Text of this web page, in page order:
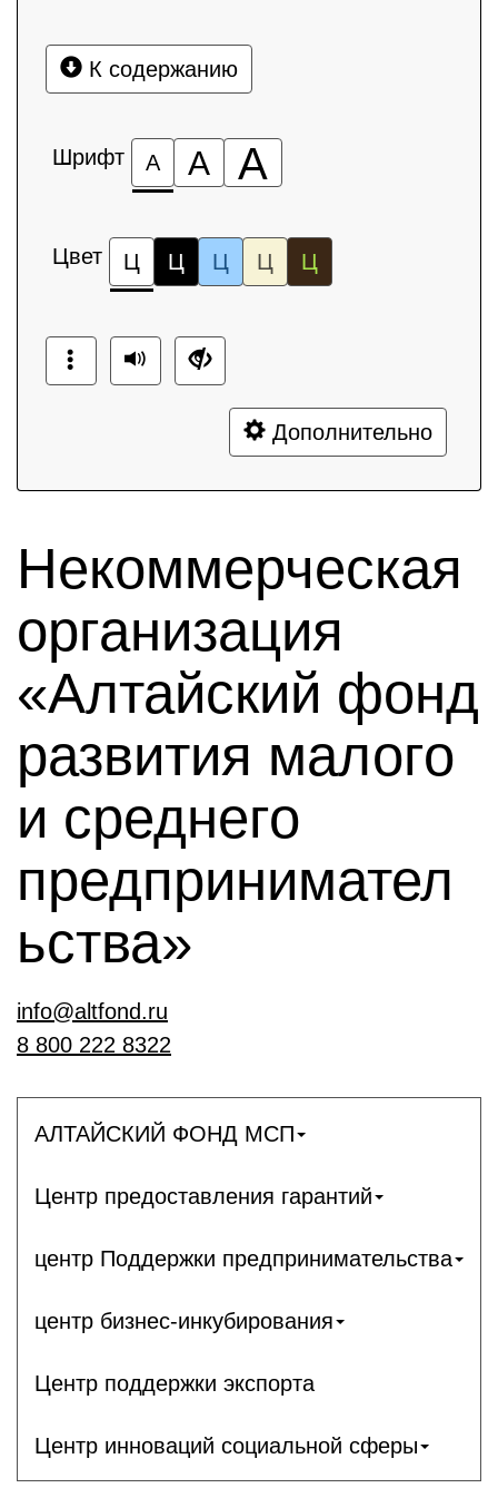
К содержанию
Шрифт А А А
Цвет Ц Ц Ц Ц Ц
Дополнительно
Некоммерческая
организация
«Алтайский фонд
развития малого
и среднего
предпринимател
ьства»
info@altfond.ru
8 800 222 8322
АЛТАЙСКИЙ ФОНД МСП
Центр предоставления гарантий
центр Поддержки предпринимательства
центр бизнес-инкубирования
Центр поддержки экспорта
Центр инноваций социальной сферы